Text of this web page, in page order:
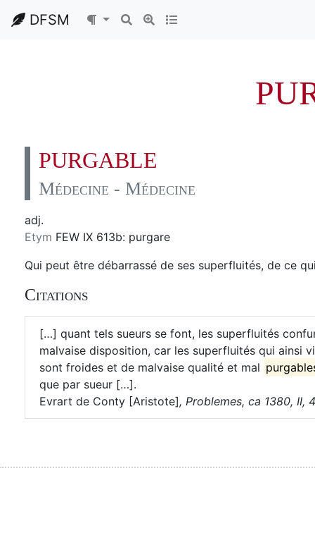
DFSM
PURGABLE
Médecine - Médecine
adj.
Etym FEW IX 613b: purgare
Qui peut être débarrassé de ses superfluités, de ce
Citations
[…] quant tels sueurs se font, les superfluités
malvaise disposition, car les superfluités qui ainsi
sont froides et de malvaise qualité et mal
que par sueur […].
Evrart de Conty [Aristote], Problemes, ca 1380, II,